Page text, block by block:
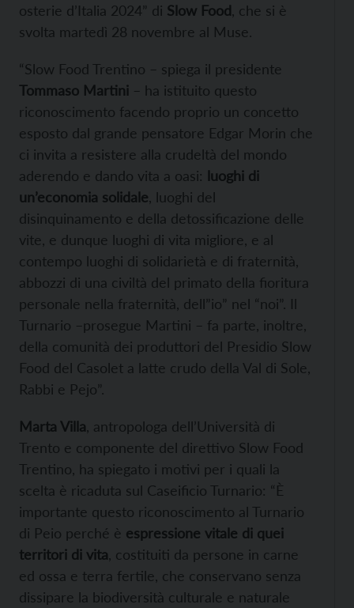
osterie d’Italia 2024” di Slow Food , che si è
svolta martedì 28 novembre al Muse.
“Slow Food Trentino – spiega il presidente
Tommaso Martini – ha istituito questo
riconoscimento facendo proprio un concetto
esposto dal grande pensatore Edgar Morin che
ci invita a resistere alla crudeltà del mondo
aderendo e dando vita a oasi: luoghi di
un’economia solidale , luoghi del
disinquinamento e della detossificazione delle
vite, e dunque luoghi di vita migliore, e al
contempo luoghi di solidarietà e di fraternità,
abbozzi di una civiltà del primato della fioritura
personale nella fraternità, dell”io” nel “noi”. Il
Turnario –prosegue Martini – fa parte, inoltre,
della comunità dei produttori del Presidio Slow
Food del Casolet a latte crudo della Val di Sole,
Rabbi e Pejo”.
Marta Villa , antropologa dell’Università di
Trento e componente del direttivo Slow Food
Trentino, ha spiegato i motivi per i quali la
scelta è ricaduta sul Caseificio Turnario: “È
importante questo riconoscimento al Turnario
di Peio perché è espressione vitale di quei
territori di vita , costituiti da persone in carne
ed ossa e terra fertile, che conservano senza
dissipare la biodiversità culturale e naturale